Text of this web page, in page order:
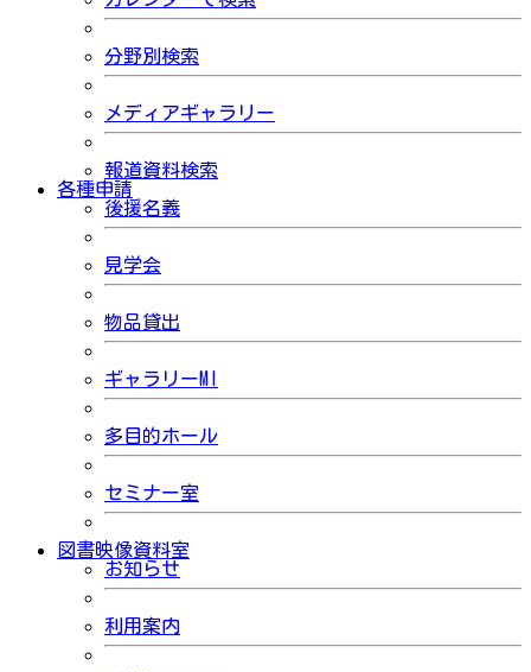
分野別検索
メディアギャラリー
報道資料検索
各種申請
後援名義
見学会
物品貸出
ギャラリーMI
多目的ホール
セミナー室
図書映像資料室
お知らせ
利用案内